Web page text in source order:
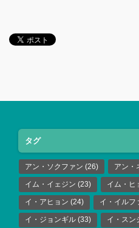
タグ
アン・ソクファン (26) アン・
イム・イェジン (23) イム・ヒ
イ・アヒョン (24) イ・イルフ
イ・ジョンギル (33) イ・スン